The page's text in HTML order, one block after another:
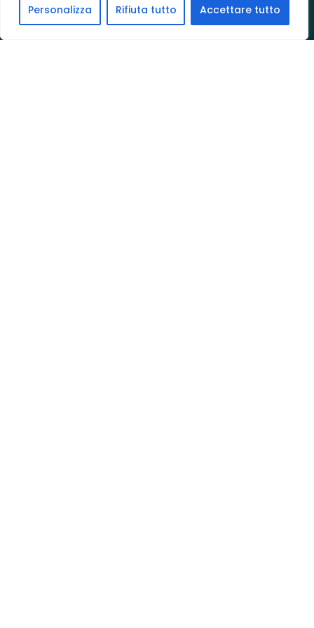
Personalizza Rifiuta tutto Accettare tutto